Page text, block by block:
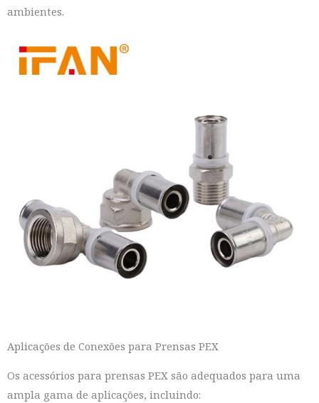
ambientes.
Aplicações de Conexões para Prensas PEX
Os acessórios para prensas PEX são adequados para uma
ampla gama de aplicações, incluindo: